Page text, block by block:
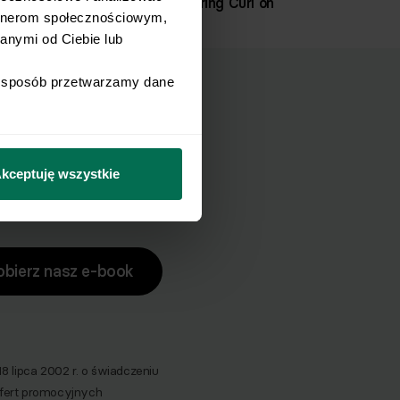
społecznościowym,
od Ciebie lub
przetwarzamy dane
wszystkie
Exercise Ball
nasz e-book
lipca 2002 r. o świadczeniu
promocyjnych